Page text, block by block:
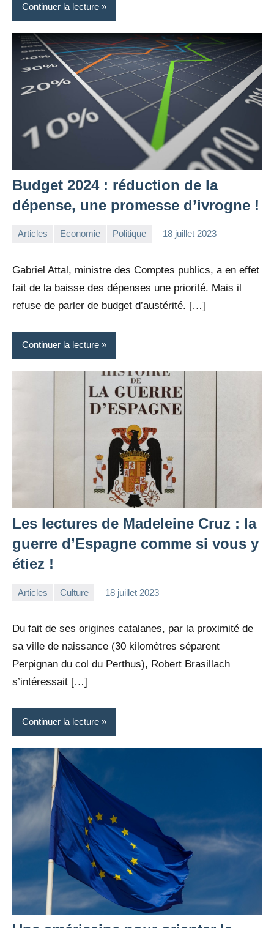
Continuer la lecture
Budget 2024 : réduction de la
dépense, une promesse d’ivrogne !
Articles Economie Politique 18 juillet 2023
Gabriel Attal, ministre des Comptes publics, a en effet
fait de la baisse des dépenses une priorité. Mais il
refuse de parler de budget d’austérité. […]
Continuer la lecture
Les lectures de Madeleine Cruz : la
guerre d’Espagne comme si vous y
étiez !
Articles Culture 18 juillet 2023
Du fait de ses origines catalanes, par la proximité de
sa ville de naissance (30 kilomètres séparent
Perpignan du col du Perthus), Robert Brasillach
s’intéressait […]
Continuer la lecture